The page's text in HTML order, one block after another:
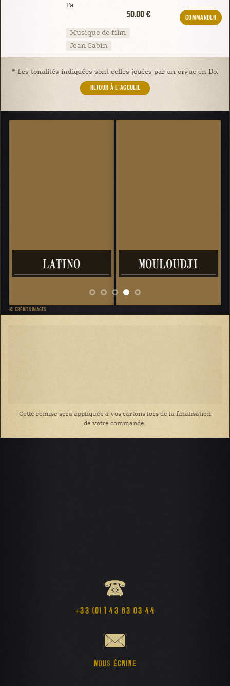
Fa
50.00 €
COMMANDER
Musique de film
Jean Gabin
* Les tonalités indiquées sont celles jouées par un orgue en Do.
RETOUR À L'ACCUEIL
LATINO MOULOUDJI
© CRÉDITS IMAGES
Cette remise sera appliquée à vos cartons lors de la finalisation
de votre commande.
+33 (0) 1 43 63 03 44
NOUS ÉCRIRE